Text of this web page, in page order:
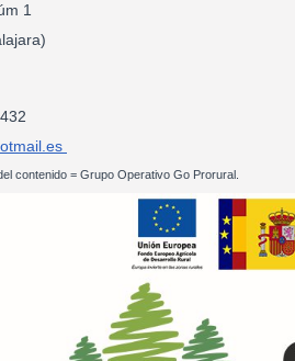
1
83 60 01
contenido = Grupo Operativo Go Prorural.